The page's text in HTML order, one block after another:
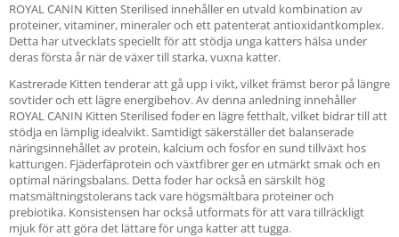
ROYAL CANIN Kitten Sterilised innehåller en utvald kombination av
proteiner, vitaminer, mineraler och ett patenterat antioxidantkomplex.
Detta har utvecklats speciellt för att stödja unga katters hälsa under
deras första år när de växer till starka, vuxna katter.
Kastrerade Kitten tenderar att gå upp i vikt, vilket främst beror på längre
sovtider och ett lägre energibehov. Av denna anledning innehåller
ROYAL CANIN Kitten Sterilised foder en lägre fetthalt, vilket bidrar till att
stödja en lämplig idealvikt. Samtidigt säkerställer det balanserade
näringsinnehållet av protein, kalcium och fosfor en sund tillväxt hos
kattungen. Fjäderfäprotein och växtfibrer ger en utmärkt smak och en
optimal näringsbalans. Detta foder har också en särskilt hög
matsmältningstolerans tack vare högsmältbara proteiner och
prebiotika. Konsistensen har också utformats för att vara tillräckligt
mjuk för att göra det lättare för unga katter att tugga.